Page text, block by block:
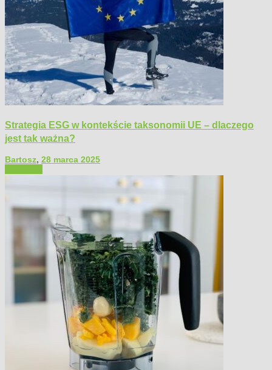
Strategia ESG w kontekście taksonomii UE – dlaczego
jest tak ważna?
Bartosz, 28 marca 2025